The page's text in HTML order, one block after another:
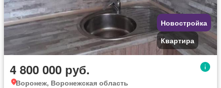
Новостройка
Квартира
4 800 000 руб.
Воронеж, Воронежская область